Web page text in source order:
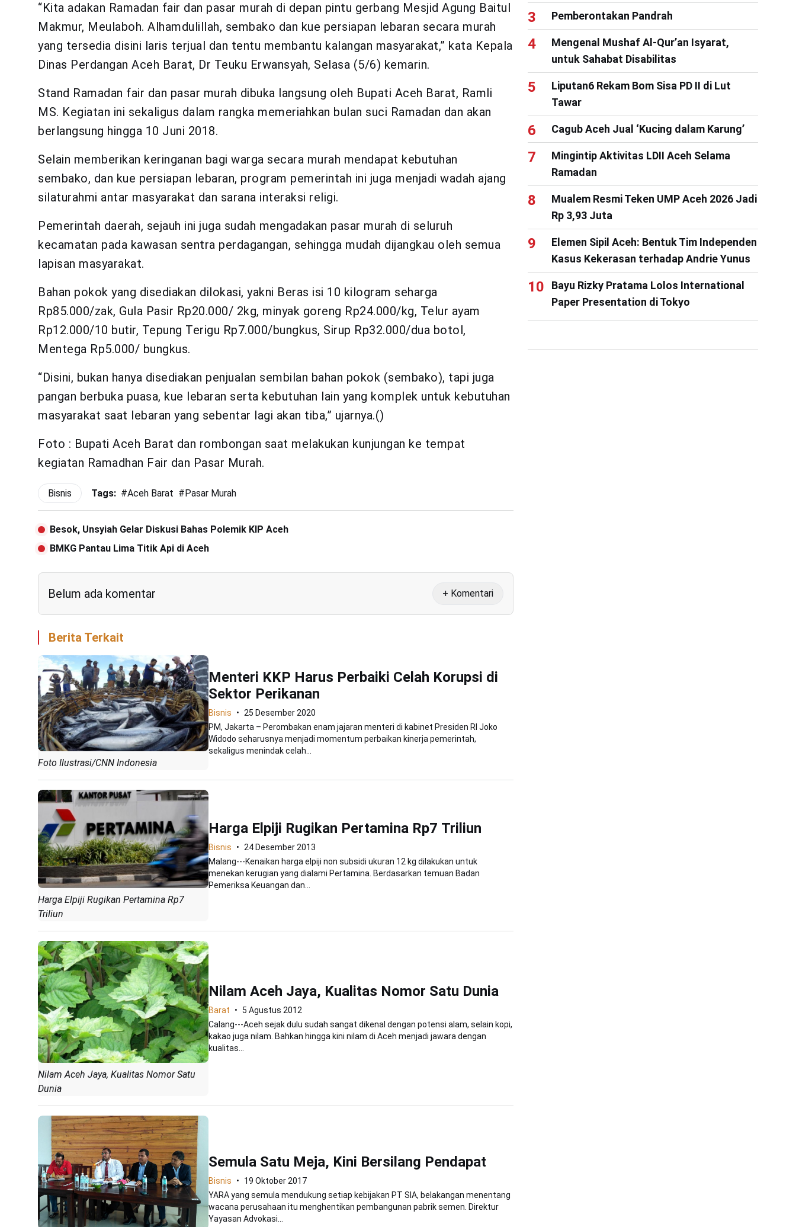
“Kita adakan Ramadan fair dan pasar murah di depan pintu gerbang Mesjid Agung Baitul
Makmur, Meulaboh. Alhamdulillah, sembako dan kue persiapan lebaran secara murah
yang tersedia disini laris terjual dan tentu membantu kalangan masyarakat,” kata Kepala
Dinas Perdangan Aceh Barat, Dr Teuku Erwansyah, Selasa (5/6) kemarin.
Stand Ramadan fair dan pasar murah dibuka langsung oleh Bupati Aceh Barat, Ramli
MS. Kegiatan ini sekaligus dalam rangka memeriahkan bulan suci Ramadan dan akan
berlangsung hingga 10 Juni 2018.
Selain memberikan keringanan bagi warga secara murah mendapat kebutuhan
sembako, dan kue persiapan lebaran, program pemerintah ini juga menjadi wadah ajang
silaturahmi antar masyarakat dan sarana interaksi religi.
Pemerintah daerah, sejauh ini juga sudah mengadakan pasar murah di seluruh
kecamatan pada kawasan sentra perdagangan, sehingga mudah dijangkau oleh semua
lapisan masyarakat.
Bahan pokok yang disediakan dilokasi, yakni Beras isi 10 kilogram seharga
Rp85.000/zak, Gula Pasir Rp20.000/ 2kg, minyak goreng Rp24.000/kg, Telur ayam
Rp12.000/10 butir, Tepung Terigu Rp7.000/bungkus, Sirup Rp32.000/dua botol,
Mentega Rp5.000/ bungkus.
“Disini, bukan hanya disediakan penjualan sembilan bahan pokok (sembako), tapi juga
pangan berbuka puasa, kue lebaran serta kebutuhan lain yang komplek untuk kebutuhan
masyarakat saat lebaran yang sebentar lagi akan tiba,” ujarnya.()
Foto : Bupati Aceh Barat dan rombongan saat melakukan kunjungan ke tempat
kegiatan Ramadhan Fair dan Pasar Murah.
Bisnis Tags: #Aceh Barat #Pasar Murah
Besok, Unsyiah Gelar Diskusi Bahas Polemik KIP Aceh
BMKG Pantau Lima Titik Api di Aceh
Belum ada komentar + Komentari
Berita Terkait
Foto Ilustrasi/CNN Indonesia
Menteri KKP Harus Perbaiki Celah Korupsi di
Sektor Perikanan
Bisnis
25 Desember 2020
PM, Jakarta – Perombakan enam jajaran menteri di kabinet Presiden RI Joko
Widodo seharusnya menjadi momentum perbaikan kinerja pemerintah,
sekaligus menindak celah...
Harga Elpiji Rugikan Pertamina Rp7
Triliun
Harga Elpiji Rugikan Pertamina Rp7 Triliun
Bisnis
24 Desember 2013
Malang---Kenaikan harga elpiji non subsidi ukuran 12 kg dilakukan untuk
menekan kerugian yang dialami Pertamina. Berdasarkan temuan Badan
Pemeriksa Keuangan dan...
Nilam Aceh Jaya, Kualitas Nomor Satu
Dunia
Nilam Aceh Jaya, Kualitas Nomor Satu Dunia
Barat
5 Agustus 2012
Calang---Aceh sejak dulu sudah sangat dikenal dengan potensi alam, selain kopi,
kakao juga nilam. Bahkan hingga kini nilam di Aceh menjadi jawara dengan
kualitas...
Semula Satu Meja, Kini Bersilang Pendapat
Bisnis
19 Oktober 2017
YARA yang semula mendukung setiap kebijakan PT SIA, belakangan menentang
wacana perusahaan itu menghentikan pembangunan pabrik semen. Direktur
Yayasan Advokasi...
Pemberontakan Pandrah
Mengenal Mushaf Al-Qur’an Isyarat,
untuk Sahabat Disabilitas
Liputan6 Rekam Bom Sisa PD II di Lut
Tawar
Cagub Aceh Jual ‘Kucing dalam Karung’
Mingintip Aktivitas LDII Aceh Selama
Ramadan
Mualem Resmi Teken UMP Aceh 2026 Jadi
Rp 3,93 Juta
Elemen Sipil Aceh: Bentuk Tim Independen
Kasus Kekerasan terhadap Andrie Yunus
Bayu Rizky Pratama Lolos International
Paper Presentation di Tokyo